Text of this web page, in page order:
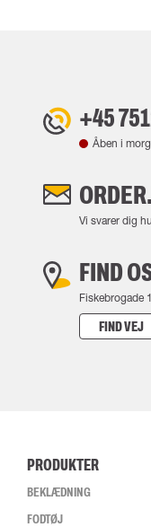
+45
Åben i
Vi svarer dig
FIND
Fiskebrogade
FIND VEJ
PRODUKTER
BEKLÆDNING
FODTØJ